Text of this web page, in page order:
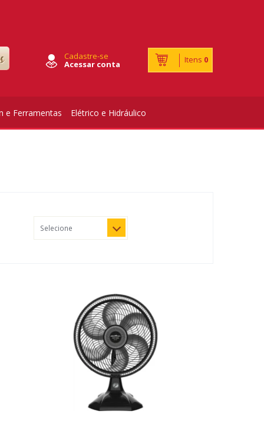
Cadastre-se
Acessar conta Itens 0
e Ferramentas Elétrico e Hidráulico